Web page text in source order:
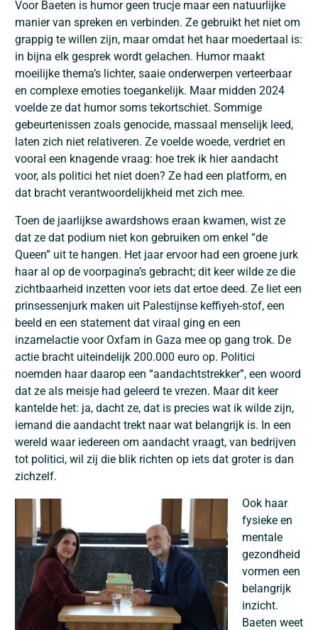
Voor Baeten is humor geen trucje maar een natuurlijke
manier van spreken en verbinden. Ze gebruikt het niet om
grappig te willen zijn, maar omdat het haar moedertaal is:
in bijna elk gesprek wordt gelachen. Humor maakt
moeilijke thema’s lichter, saaie onderwerpen verteerbaar
en complexe emoties toegankelijk. Maar midden 2024
voelde ze dat humor soms tekortschiet. Sommige
gebeurtenissen zoals genocide, massaal menselijk leed,
laten zich niet relativeren. Ze voelde woede, verdriet en
vooral een knagende vraag: hoe trek ik hier aandacht
voor, als politici het niet doen? Ze had een platform, en
dat bracht verantwoordelijkheid met zich mee.
Toen de jaarlijkse awardshows eraan kwamen, wist ze
dat ze dat podium niet kon gebruiken om enkel “de
Queen” uit te hangen. Het jaar ervoor had een groene jurk
haar al op de voorpagina’s gebracht; dit keer wilde ze die
zichtbaarheid inzetten voor iets dat ertoe deed. Ze liet een
prinsessenjurk maken uit Palestijnse keffiyeh-stof, een
beeld en een statement dat viraal ging en een
inzamelactie voor Oxfam in Gaza mee op gang trok. De
actie bracht uiteindelijk 200.000 euro op. Politici
noemden haar daarop een “aandachtstrekker”, een woord
dat ze als meisje had geleerd te vrezen. Maar dit keer
kantelde het: ja, dacht ze, dat is precies wat ik wilde zijn,
iemand die aandacht trekt naar wat belangrijk is. In een
wereld waar iedereen om aandacht vraagt, van bedrijven
tot politici, wil zij die blik richten op iets dat groter is dan
zichzelf.
Ook haar
fysieke en
mentale
gezondheid
vormen een
belangrijk
inzicht.
Baeten weet